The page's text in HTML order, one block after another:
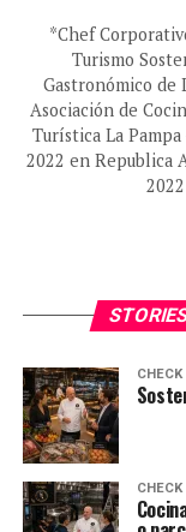
*Chef
Turismo
Gastronómico de
Asociación de
Turística La
2022 en Republica